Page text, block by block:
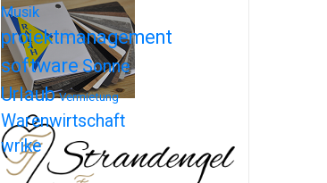
Musik
projektmanagement
softwareSonne
Urlaub Vermietung
Warenwirtschaft
wrike